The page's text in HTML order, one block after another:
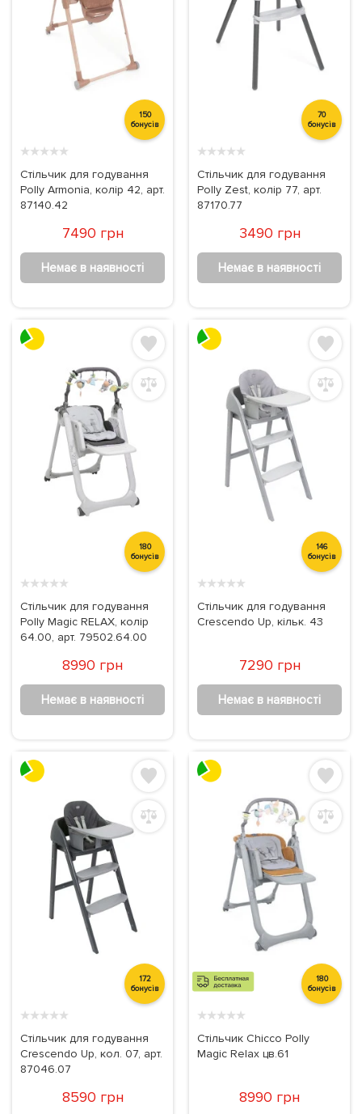
150
бонусів
★★★★★
Стільчик для годування
Polly Armonia, колір 42, арт.
87140.42
7490 грн
Немає в наявності
70
бонусів
★★★★★
Стільчик для годування
Polly Zest, колір 77, арт.
87170.77
3490 грн
Немає в наявності
180
бонусів
★★★★★
Стільчик для годування
Polly Magic RELAX, колір
64.00, арт. 79502.64.00
8990 грн
Немає в наявності
146
бонусів
★★★★★
Стільчик для годування
Crescendo Up, кільк. 43
7290 грн
Немає в наявності
172
бонусів
★★★★★
Стільчик для годування
Crescendo Up, кол. 07, арт.
87046.07
8590 грн
180
бонусів
★★★★★
Стільчик Chicco Polly
Magic Relax цв.61
8990 грн